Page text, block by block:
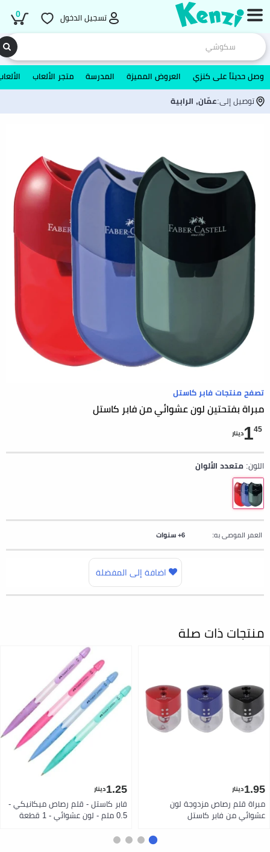
تسجيل الدخول 0
وصل حديثاً على كنزي العروض المميزة المدرسة متجر الألعاب
توصيل إلى:عمّان, الرابية
تصفح منتجات فابر كاستل
مبراة بفتحتين لون عشوائي من فابر كاستل
145 دينار
اللون: متعدد الألوان
العمر الموصى به: 6+ سنوات
اضافة إلى المفضلة
منتجات ذات صلة
1.95دينار
مبراة قلم رصاص مزدوجة لون
عشوائي من فابر كاستل
1.25دينار
فابر كاستل - قلم رصاص ميكانيكي -
0.5 ملم - لون عشوائي - 1 قطعة